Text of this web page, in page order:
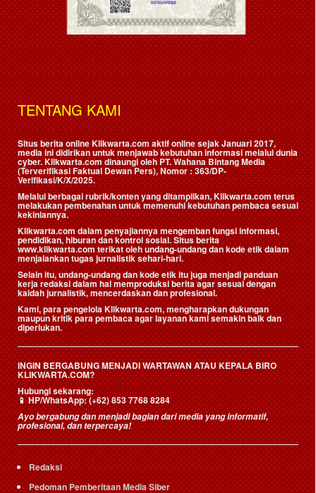
TENTANG KAMI
Situs berita online Klikwarta.com aktif online sejak Januari 2017,
media ini didirikan untuk menjawab kebutuhan informasi melalui dunia
cyber. Klikwarta.com dinaungi oleh PT. Wahana Bintang Media
(Terverifikasi Faktual Dewan Pers), Nomor : 363/DP-
Verifikasi/K/X/2025.
Melalui berbagai rubrik/konten yang ditampilkan, Klikwarta.com terus
melakukan pembenahan untuk memenuhi kebutuhan pembaca sesuai
kekiniannya.
Klikwarta.com dalam penyajiannya mengemban fungsi informasi,
pendidikan, hiburan dan kontrol sosial. Situs berita
www.klikwarta.com terikat oleh undang-undang dan kode etik dalam
menjalankan tugas jurnalistik sehari-hari.
Selain itu, undang-undang dan kode etik itu juga menjadi panduan
kerja redaksi dalam hal memproduksi berita agar sesuai dengan
kaidah jurnalistik, mencerdaskan dan profesional.
Kami, para pengelola Klikwarta.com, mengharapkan dukungan
maupun kritik para pembaca agar layanan kami semakin baik dan
diperlukan.
INGIN BERGABUNG MENJADI WARTAWAN ATAU KEPALA BIRO
KLIKWARTA.COM?
Hubungi sekarang:
📱HP/WhatsApp:(+62) 853 7768 8284
Ayo bergabung dan menjadi bagian dari media yang informatif,
profesional, dan terpercaya!
Redaksi
Pedoman Pemberitaan Media Siber